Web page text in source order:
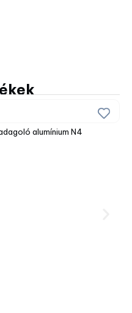
alumínium N4